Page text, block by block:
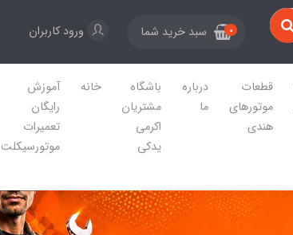
0 سبد خرید شما ورود کاربران
قطعات
موتورهای
هندی
درباره
ما
باشگاه
مشتریان
اکرمی
یدکی
خانه
آموزش
رایگان
تعمیرات
موتورسیکلت